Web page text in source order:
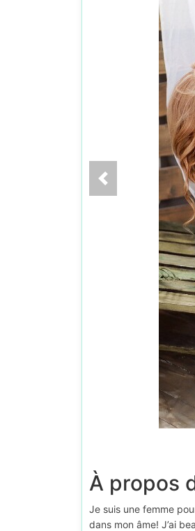
À propos
Je suis une femme
dans mon âme! J’ai